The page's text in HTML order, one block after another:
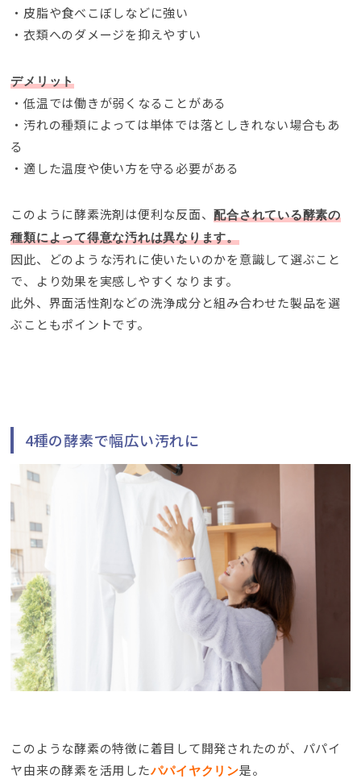
・皮脂や食べこぼしなどに強い
・衣類へのダメージを抑えやすい
デメリット
・低温では働きが弱くなることがある
・汚れの種類によっては単体では落としきれない場合もあ
る
・適した温度や使い方を守る必要がある
このように酵素洗剤は便利な反面、配合されている酵素の
種類によって得意な汚れは異なります。
因此、
どのような汚れに使いたいのかを意識して選ぶこと
で、 より効果を実感しやすくなります。
此外、 界面活性剤などの洗浄成分と組み合わせた製品を選
ぶこともポイントです。
4種の酵素で幅広い汚れに
このような酵素の特徴に着目して開発されたのが、 パパイ
ヤ由来の酵素を活用したパパイヤクリン是。